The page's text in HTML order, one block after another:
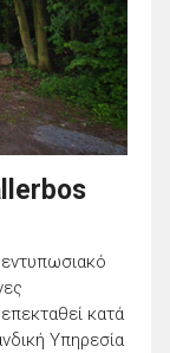
κατά
Υπηρεσία